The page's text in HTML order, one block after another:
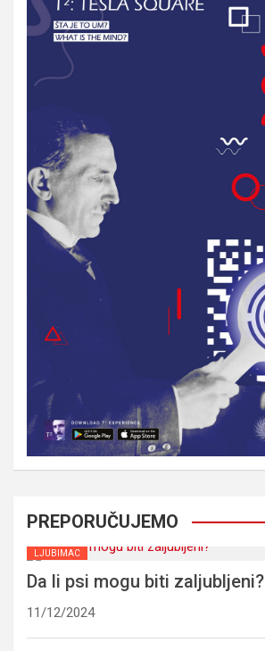
PREPORUČUJEMO
LJUBIMAC
Da li psi mogu biti zaljubljeni?
11/12/2024